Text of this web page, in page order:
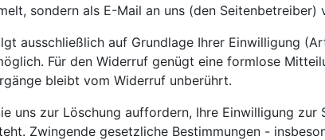
sondern als E-Mail an uns (den Seitenbetreiber)
ausschließlich auf Grundlage Ihrer Einwilligung
Für den Widerruf genügt eine formlose
bleibt vom Widerruf unberührt.
uns zur Löschung auffordern, Ihre Einwilligung zur
Zwingende gesetzliche Bestimmungen -